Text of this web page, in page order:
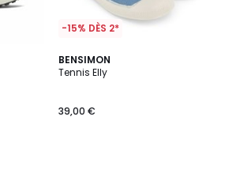
-15% DÈS 2*
BENSIMON
Tennis Elly
39,00 €